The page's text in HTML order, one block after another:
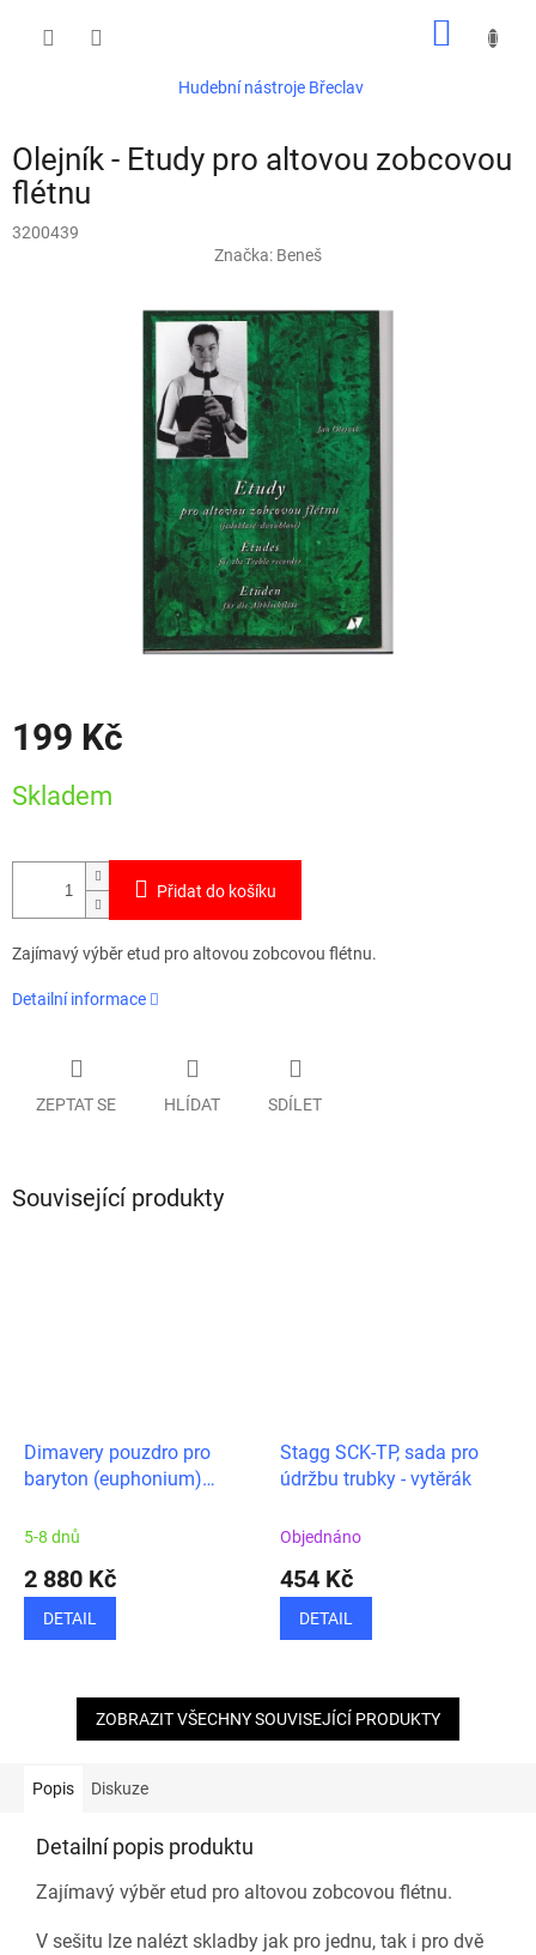
Hudební nástroje Břeclav
Olejník - Etudy pro altovou zobcovou
flétnu
3200439
Značka: Beneš
199 Kč
cena:
Skladem
Přidat do košíku
Zajímavý výběr etud pro altovou zobcovou flétnu.
Detailní informace
ZEPTAT SE HLÍDAT SDÍLET
Související produkty
Dimavery pouzdro pro
baryton (euphonium)
5-8 dnů
2 880 Kč
DETAIL
Stagg SCK-TP, sada pro
údržbu trubky - vytěrák
Objednáno
454 Kč
DETAIL
ZOBRAZIT VŠECHNY SOUVISEJÍCÍ PRODUKTY
Popis Diskuze
Detailní popis produktu
Zajímavý výběr etud pro altovou zobcovou flétnu.
V sešitu lze nalézt skladby jak pro jednu, tak i pro dvě